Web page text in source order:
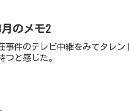
月のメモ2
事件のテレビ中継をみてタレ
つと感じた。